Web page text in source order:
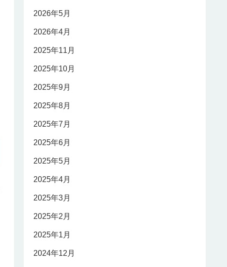
2026年5月
2026年4月
2025年11月
2025年10月
2025年9月
2025年8月
2025年7月
2025年6月
2025年5月
2025年4月
2025年3月
2025年2月
2025年1月
2024年12月